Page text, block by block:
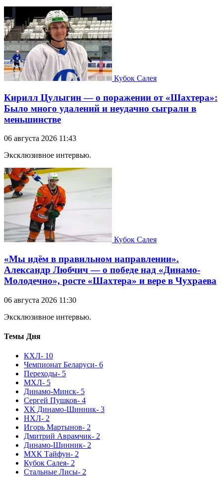
Кубок Салея
Кирилл Цулыгин — о поражении от «Шахтера»:
Было много удалений и неудачно сыграли в
меньшинстве
06 августа 2026 11:43
Эксклюзивное интервью.
Кубок Салея
«Мы идём в правильном направлении».
Александр Любчич — о победе над «Динамо-
Молодечно», росте «Шахтера» и вере в Чухраева
06 августа 2026 11:30
Эксклюзивное интервью.
Темы Дня
КХЛ- 10
Чемпионат Беларуси- 6
Переходы- 5
МХЛ- 5
Динамо-Минск- 5
Сергей Пушков- 4
ХК Динамо-Шинник- 3
НХЛ- 2
Игорь Мартынов- 2
Дмитрий Аврамчик- 2
Динамо-Шинник- 2
МХК Тайфун- 2
Кубок Салея- 2
Стальные Лисы- 2